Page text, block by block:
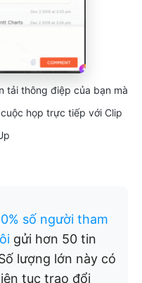
tải thông điệp của bạn mà
họp trực tiếp với Clip
số người tham
gửi hơn 50 tin
lượng lớn này có
tục trao đổi